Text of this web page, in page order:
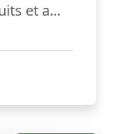
et a...